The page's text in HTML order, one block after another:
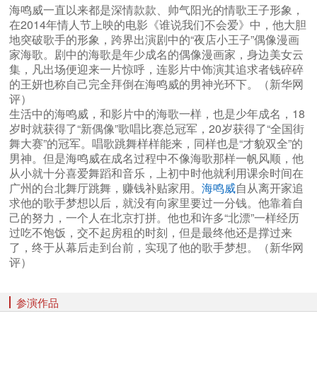
海鸣威一直以来都是深情款款、帅气阳光的情歌王子形象，
在2014年情人节上映的电影《谁说我们不会爱》中，他大胆
地突破歌手的形象，跨界出演剧中的“夜店小王子”偶像漫画
家海歌。剧中的海歌是年少成名的偶像漫画家，身边美女云
集，凡出场便迎来一片惊呼，连影片中饰演其追求者钱碎碎
的王妍也称自己完全拜倒在海鸣威的男神光环下。（新华网
评）
生活中的海鸣威，和影片中的海歌一样，也是少年成名，18
岁时就获得了“新偶像”歌唱比赛总冠军，20岁获得了“全国街
舞大赛”的冠军。唱歌跳舞样样能来，同样也是“才貌双全”的
男神。但是海鸣威在成名过程中不像海歌那样一帆风顺，他
从小就十分喜爱舞蹈和音乐，上初中时他就利用课余时间在
广州的台北舞厅跳舞，赚钱补贴家用。 海鸣威自从离开家追
求他的歌手梦想以后，就没有向家里要过一分钱。他靠着自
己的努力，一个人在北京打拼。他也和许多“北漂”一样经历
过吃不饱饭，交不起房租的时刻，但是最终他还是撑过来
了，终于从幕后走到台前，实现了他的歌手梦想。（新华网
评）
参演作品